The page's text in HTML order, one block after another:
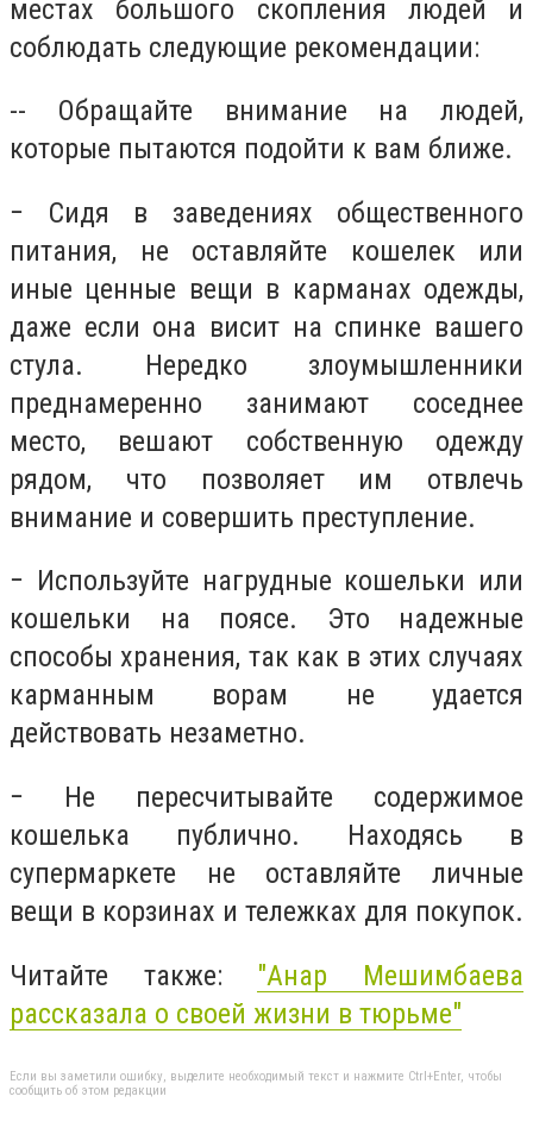
местах большого скопления людей и
соблюдать следующие рекомендации:
-- Обращайте внимание на людей,
которые пытаются подойти к вам ближе.
− Сидя в заведениях общественного
питания, не оставляйте кошелек или
иные ценные вещи в карманах одежды,
даже если она висит на спинке вашего
стула. Нередко злоумышленники
преднамеренно занимают соседнее
место, вешают собственную одежду
рядом, что позволяет им отвлечь
внимание и совершить преступление.
− Используйте нагрудные кошельки или
кошельки на поясе. Это надежные
способы хранения, так как в этих случаях
карманным ворам не удается
действовать незаметно.
− Не пересчитывайте содержимое
кошелька публично. Находясь в
супермаркете не оставляйте личные
вещи в корзинах и тележках для покупок.
Читайте также: "Анар Мешимбаева
рассказала о своей жизни в тюрьме"
Если вы заметили ошибку, выделите необходимый текст и нажмите Ctrl+Enter, чтобы
сообщить об этом редакции